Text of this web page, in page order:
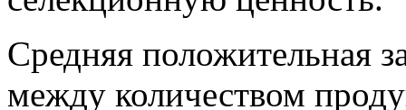
Средняя положительная
между количеством